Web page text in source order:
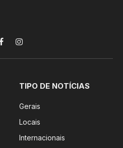
FacebookInstagram
TIPO DE NOTÍCIAS
Gerais
Locais
Internacionais